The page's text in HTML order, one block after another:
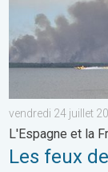
vendredi 24 juillet
L'Espagne et la
Les feux